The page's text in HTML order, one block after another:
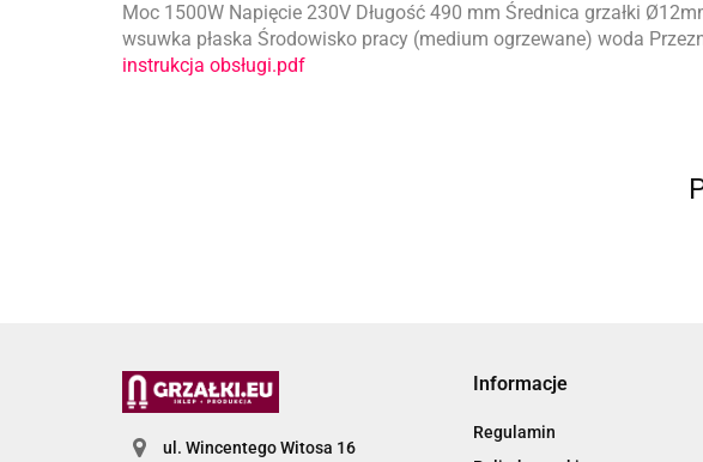
Moc 1500W Napięcie 230V Długość 490 mm Średnica grzałki
wsuwka płaska Środowisko pracy (medium ogrzewane) woda
instrukcja obsługi.pdf
ul. Wincentego Witosa 16
Informacje
Regulamin